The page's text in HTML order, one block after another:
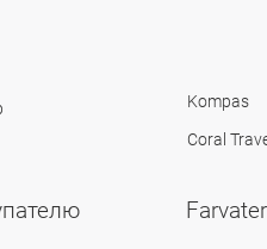
Kompas
Coral
Farvater